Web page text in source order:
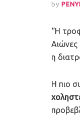
by
“Η
Αιώνες
η
Η πιο